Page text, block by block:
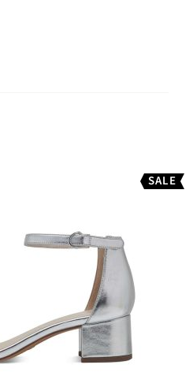
SALE